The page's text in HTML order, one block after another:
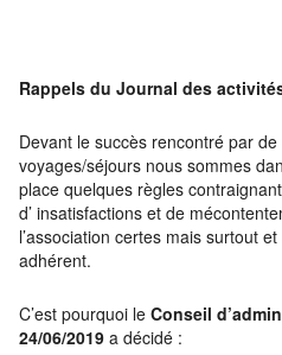
Rappels du Journal des
Devant le succès rencontré par
voyages/séjours nous sommes
place quelques règles
d’ insatisfactions et de
l’association certes mais surtout
adhérent.
C’est pourquoi le Conseil
24/06/2019 a décidé :